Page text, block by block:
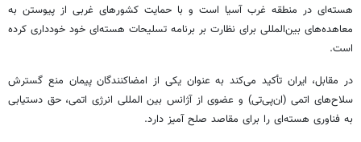
هسته‌ای در منطقه غرب آسیا است و با حمایت کشورهای غربی از پیوستن به
معاهده‌های بین‌المللی برای نظارت بر برنامه تسلیحات هسته‌ای خود خودداری کرده
است.
در مقابل، ایران تأکید می‌کند به عنوان یکی از امضاکنندگان پیمان منع گسترش
سلاح‌های اتمی (ان‌پی‌تی) و عضوی از آژانس بین المللی انرژی اتمی، حق دستیابی
به فناوری هسته‌ای را برای مقاصد صلح آمیز دارد.